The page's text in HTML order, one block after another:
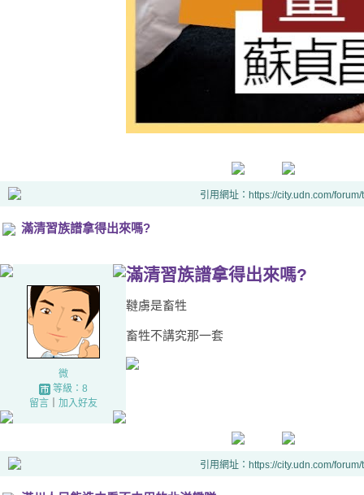
引用網址：https://city.udn.com/
滿清習族譜拿得出來嗎?
微
等級：8
留言｜ 加入好友
滿清習族譜拿得出來嗎?
韃虜是畜牲
畜牲不講究那一套
引用網址：https://city.udn.com/